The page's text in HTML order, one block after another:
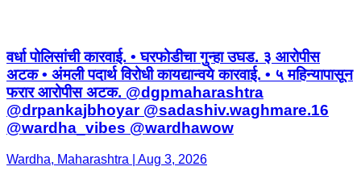
वर्धा पोलिसांची कारवाई. • घरफोडीचा गुन्हा उघड. ३ आरोपीस
अटक • अंमली पदार्थ विरोधी कायद्यान्वये कारवाई. • ५ महिन्यापासून
फरार आरोपीस अटक. @dgpmaharashtra
@drpankajbhoyar @sadashiv.waghmare.16
@wardha_vibes @wardhawow
Wardha, Maharashtra | Aug 3, 2026